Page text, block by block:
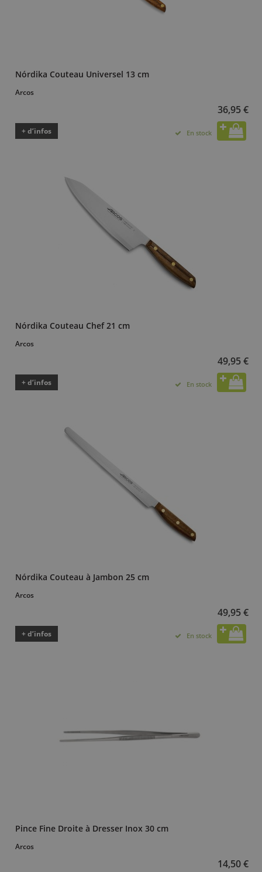
Nórdika Couteau Universel 13 cm
Arcos
36,95 €
+ d’infos En stock
Nórdika Couteau Chef 21 cm
Arcos
49,95 €
+ d’infos En stock
Nórdika Couteau à Jambon 25 cm
Arcos
49,95 €
+ d’infos En stock
Pince Fine Droite à Dresser Inox 30 cm
Arcos
14,50 €